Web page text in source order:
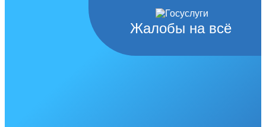
Жалобы на всё